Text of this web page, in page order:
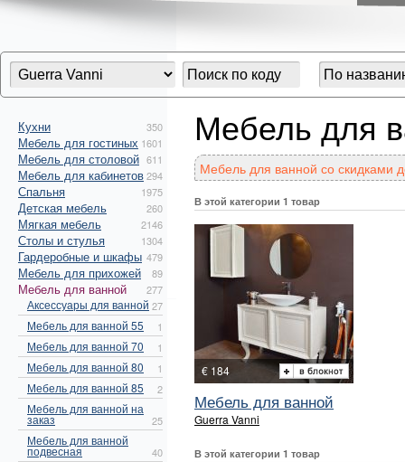
Кухни 350
Мебель для гостиных 1601
Мебель для столовой 611
Мебель для кабинетов294
Спальня 1975
Детская мебель 260
Мягкая мебель 2146
Столы и стулья 1304
Гардеробные и шкафы 479
Мебель для прихожей 89
Мебель для ванной 277
Аксессуары для ванной 27
Мебель для ванной 55 1
Мебель для ванной 70 1
Мебель для ванной 80 1
Мебель для ванной 85 2
Мебель для ванной на
заказ 25
Мебель для ванной
подвесная 40
Мебель для
Мебель для ванной со скидками
В этой категории 1 товар
€ 184
Мебель для ванной
Guerra Vanni
В этой категории 1 товар